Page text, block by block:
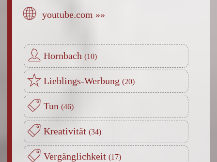
youtube.com »»
Hornbach
Lieblings-Werbung
Tun
Kreativität
Vergänglichkeit